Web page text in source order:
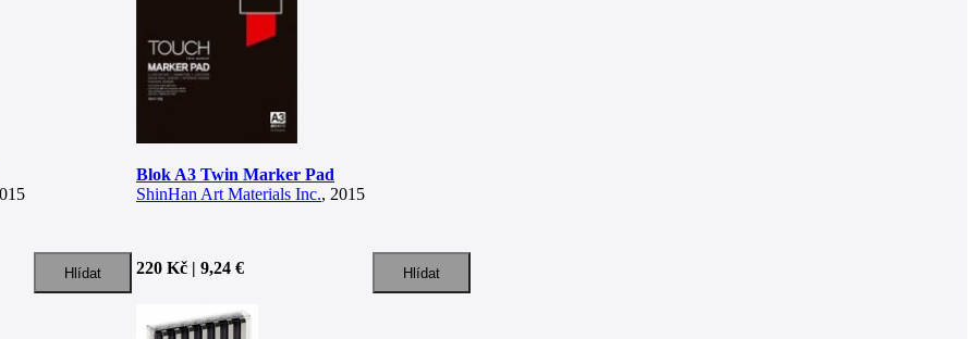
Blok A3 Twin Marker Pad
ShinHan Art Materials Inc., 2015
220 Kč | 9,24 €